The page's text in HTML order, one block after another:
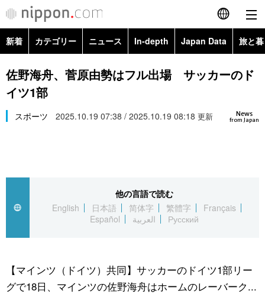
English
简体字
Русский
カテゴリー
経済・ビジネス
国際
文化
トップ
アーカイブ
In-depth
Japan Data
動画/Live
新着 カテゴリー ニュース In-depth Japan Data 旅と
政治・外交
経済・ビジネス
スポーツ・東京2020
Topics
佐野海舟、菅原由勢はフル出場 サッカーのド
イツ1部
News
from Japan
スポーツ 2025.10.19 07:38 / 2025.10.19 08:18 更新
他の言語で読む
English
日本語 简体字 繁體字
Français
Español
العربية Русский
【マインツ（ドイツ）共同】サッカーのドイツ1部リー
グで18日、マインツの佐野海舟はホームのレーバーク...